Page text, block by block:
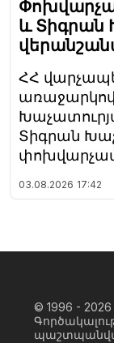
և Տիգրան
ՀՀ
Տիգրան
03.08.2026 17:42
© 1996 - 2026